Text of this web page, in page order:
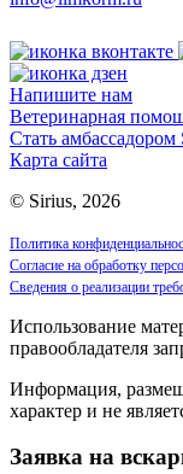
Напишите нам
Ветеринарная
Стать амбассадором
Карта сайта
© Sirius, 2026
Политика
Согласие на обработку
Сведения о реализации
Использование
правообладателя
Информация,
характер и не
Заявка на